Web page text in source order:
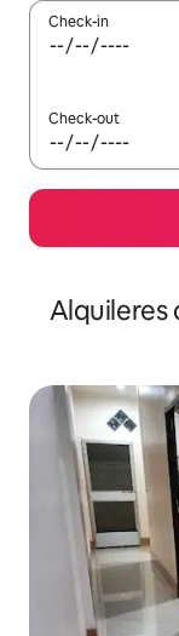
Check-in
Check-out
Alquileres